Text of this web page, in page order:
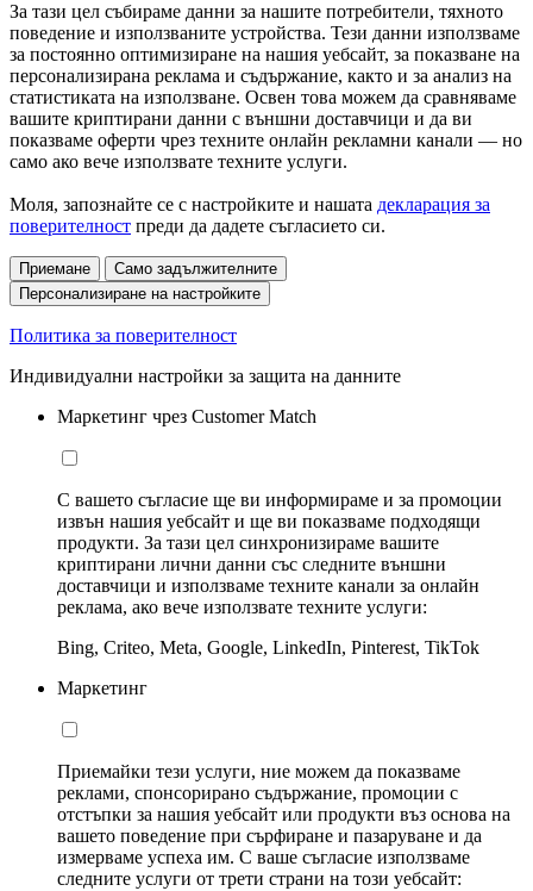
За тази цел събираме данни за нашите потребители, тяхното
поведение и използваните устройства. Тези данни използваме
за постоянно оптимизиране на нашия уебсайт, за показване на
персонализирана реклама и съдържание, както и за анализ на
статистиката на използване. Освен това можем да сравняваме
вашите криптирани данни с външни доставчици и да ви
показваме оферти чрез техните онлайн рекламни канали — но
само ако вече използвате техните услуги.
Моля, запознайте се с настройките и нашата декларация за
поверителност преди да дадете съгласието си.
Приемане
Само задължителните
Персонализиране на настройките
Политика за поверителност
Индивидуални настройки за защита на данните
Маркетинг чрез Customer Match
С вашето съгласие ще ви информираме и за промоции
извън нашия уебсайт и ще ви показваме подходящи
продукти. За тази цел синхронизираме вашите
криптирани лични данни със следните външни
доставчици и използваме техните канали за онлайн
реклама, ако вече използвате техните услуги:
Bing, Criteo, Meta, Google, LinkedIn, Pinterest, TikTok
Маркетинг
Приемайки тези услуги, ние можем да показваме
реклами, спонсорирано съдържание, промоции с
отстъпки за нашия уебсайт или продукти въз основа на
вашето поведение при сърфиране и пазаруване и да
измерваме успеха им. С ваше съгласие използваме
следните услуги от трети страни на този уебсайт: